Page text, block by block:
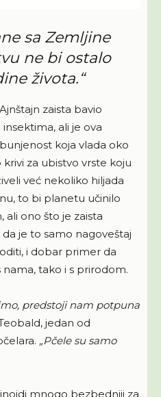
sa Zemljine
ne bi ostalo
života.“
zaista bavio
ali je ova
koja vlada oko
krivi za ubistvo vrste koju
već nekoliko hiljada
to bi planetu učinilo
ali ono što je zaista
je to samo nagoveštaj
i dobar primer da
tako i s prirodom.
predstoji nam potpuna
jedan od
„Pčele su samo
mnogo bezbedniji za